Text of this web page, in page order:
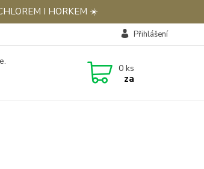
I HORKEM ☀️
Přihlášení
0 ks
za